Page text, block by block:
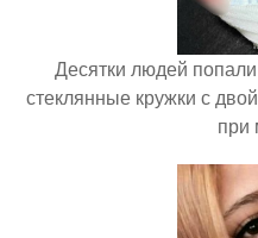
Десятки людей
стеклянные кружки с
при